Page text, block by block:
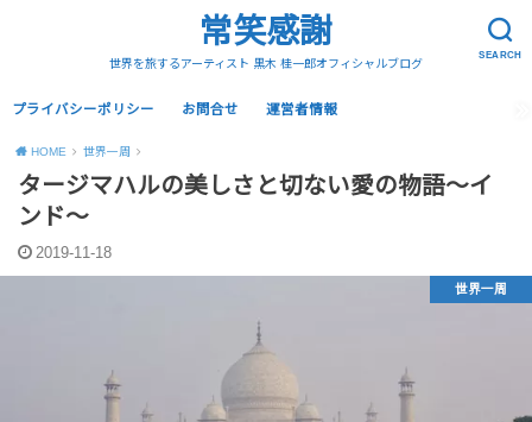
SEARCH
常笑感謝
世界を旅するアーティスト 黒木 桂一郎オフィシャルブログ
プライバシーポリシー お問合せ 運営者情報
HOME 世界一周
タージマハルの美しさと切ない愛の物語〜イ
ンド〜
2019-11-18
世界一周